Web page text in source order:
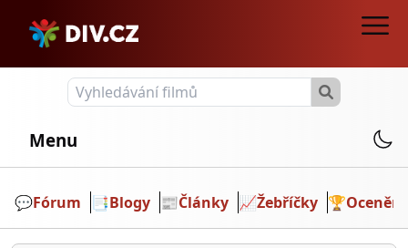
Menu
💬️Fórum 📑Blogy 📰Články 📈Žebříčky 🏆Ocenění